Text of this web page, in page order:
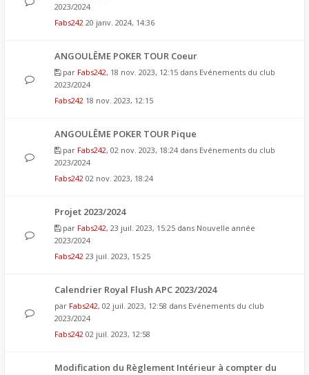
2023/2024
Fabs242 20 janv. 2024, 14:36
ANGOULÊME POKER TOUR Coeur
par Fabs242, 18 nov. 2023, 12:15 dans Evénements du club
2023/2024
Fabs242 18 nov. 2023, 12:15
ANGOULÊME POKER TOUR Pique
par Fabs242, 02 nov. 2023, 18:24 dans Evénements du club
2023/2024
Fabs242 02 nov. 2023, 18:24
Projet 2023/2024
par Fabs242, 23 juil. 2023, 15:25 dans Nouvelle année
2023/2024
Fabs242 23 juil. 2023, 15:25
Calendrier Royal Flush APC 2023/2024
par Fabs242, 02 juil. 2023, 12:58 dans Evénements du club
2023/2024
Fabs242 02 juil. 2023, 12:58
Modification du Règlement Intérieur à compter du